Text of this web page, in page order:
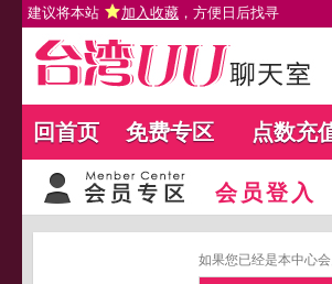
建议将本站 加入收藏 ，方便日后找寻
回首页 免费专区 点数充
会员登入
如果您已经是本中心